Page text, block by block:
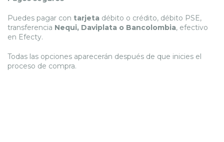
Puedes pagar con tarjeta débito o crédito, débito PSE,
transferencia Nequi, Daviplata o Bancolombia, efectivo
en Efecty.
Todas las opciones aparecerán después de que inicies el
proceso de compra.